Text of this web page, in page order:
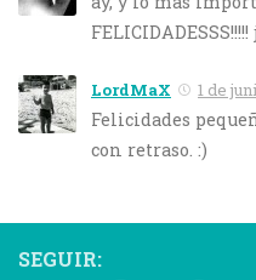
LordMaX 1 de
Felicidades
con retraso. :)
SEGUIR: